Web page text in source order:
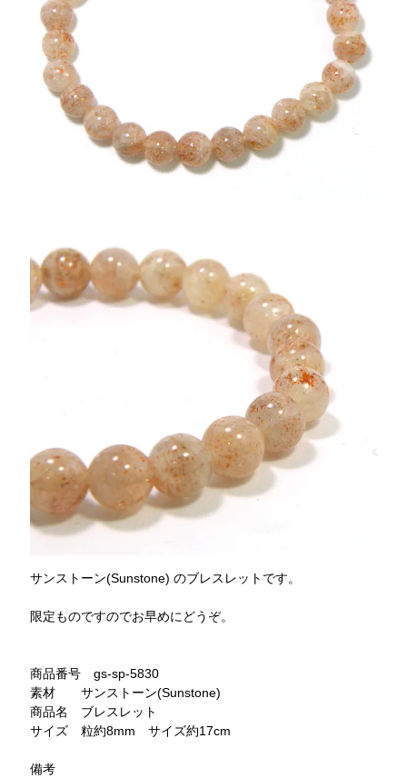
サンストーン(Sunstone) のブレスレットです。
限定ものですのでお早めにどうぞ。
商品番号 gs-sp-5830
素材 サンストーン(Sunstone)
商品名 ブレスレット
サイズ 粒約8mm サイズ約17cm
備考